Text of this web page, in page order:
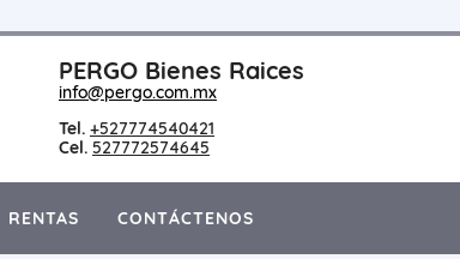
PERGO Bienes Raices
info@pergo.com.mx
Tel. +527774540421
Cel. 527772574645
RENTAS CONTÁCTENOS